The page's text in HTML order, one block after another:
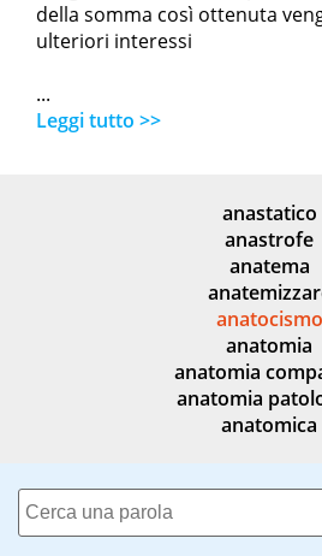
della somma così ottenuta
ulteriori interessi
...
Leggi tutto >>
anastatico
anastrofe
anatema
anatocismo
anatomia
anatomia
anatomia
anatomica